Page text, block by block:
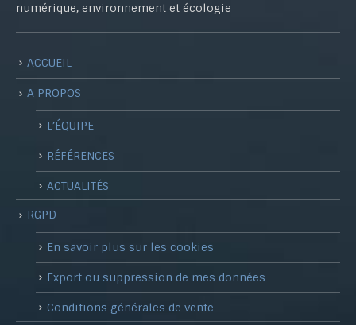
numérique, environnement et écologie
ACCUEIL
A PROPOS
L’ÉQUIPE
RÉFÉRENCES
ACTUALITÉS
RGPD
En savoir plus sur les cookies
Export ou suppression de mes données
Conditions générales de vente